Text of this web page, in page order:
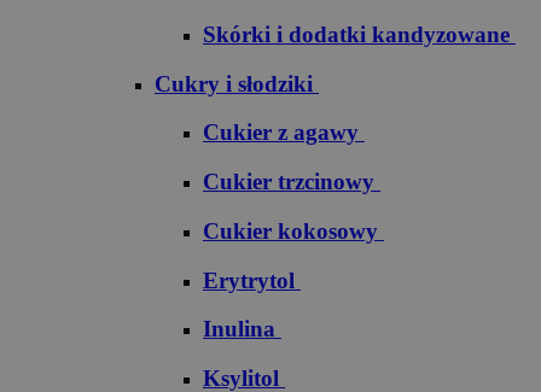
Skórki i dodatki kandyzowane
Cukry i słodziki
Cukier z agawy
Cukier trzcinowy
Cukier kokosowy
Erytrytol
Inulina
Ksylitol